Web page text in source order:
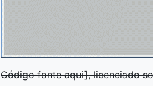
Código fonte aqui], licenciado